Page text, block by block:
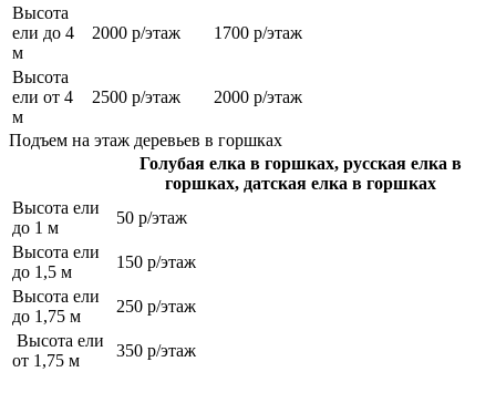
Высота
ели до 4
м
2000 р/этаж 1700 р/этаж
Высота
ели от 4
м
2500 р/этаж 2000 р/этаж
Подъем на этаж деревьев в горшках
Голубая елка в горшках, русская елка в
горшках, датская елка в горшках
Высота ели
до 1 м
50 р/этаж
Высота ели
до 1,5 м
150 р/этаж
Высота ели
до 1,75 м
250 р/этаж
Высота ели
от 1,75 м
350 р/этаж